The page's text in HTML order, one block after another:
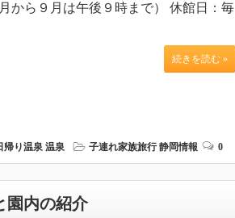
から９月は午後９時まで） 休館日：毎
続きを読む »
帰り温泉 温泉 子連れ家族旅行 静岡情報 0
園内の紹介